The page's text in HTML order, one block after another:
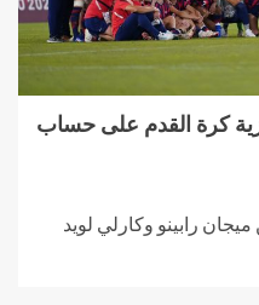
كرة القدم على حساب
رابينو وكارلي لويد